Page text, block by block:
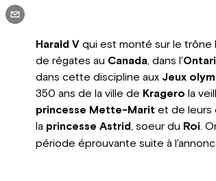
Harald Vqui est monté sur le trône
de régates au Canada, dans l'
dans cette discipline aux Jeux
350 ans de la ville de Kragero la
princesse Mette-Marit et de leurs
la princesse Astrid , soeur du Roi.
période éprouvante suite à